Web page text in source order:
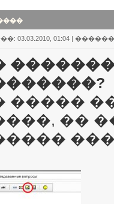
03.03.2010, 01:04 |
�����
��